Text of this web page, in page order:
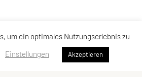
um ein optimales Nutzungserlebnis zu
Einstellungen Akzeptieren